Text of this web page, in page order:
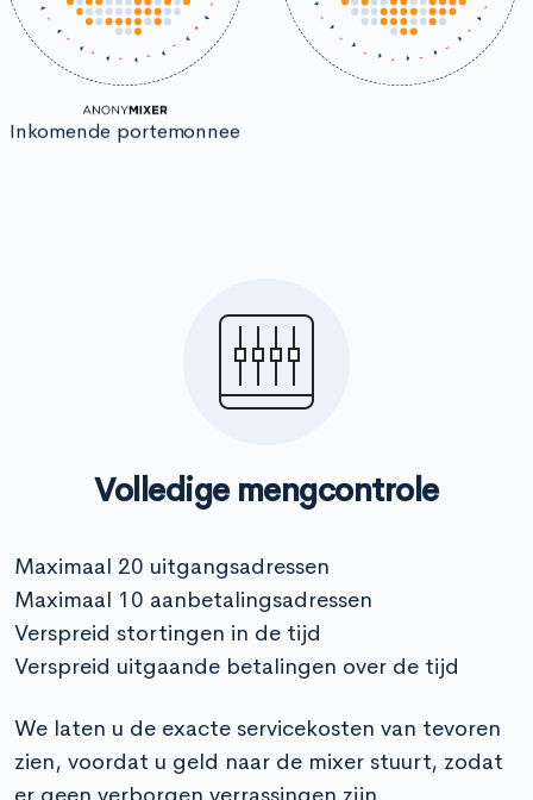
Inkomende portemonnee
Volledige mengcontrole
Maximaal 20 uitgangsadressen
Maximaal 10 aanbetalingsadressen
Verspreid stortingen in de tijd
Verspreid uitgaande betalingen over de tijd
We laten u de exacte servicekosten van tevoren
zien, voordat u geld naar de mixer stuurt, zodat